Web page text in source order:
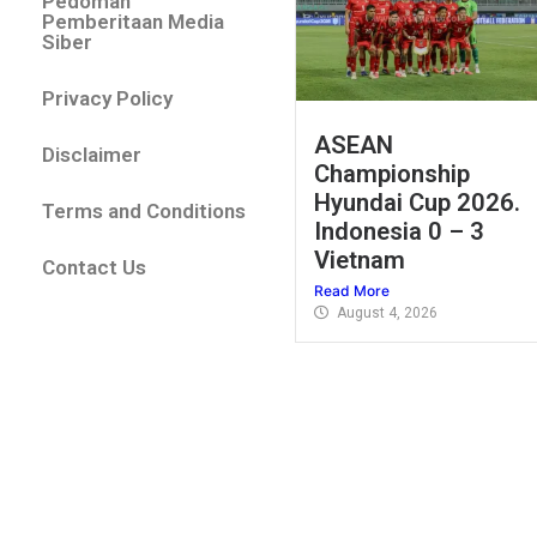
Pemberitaan Media
Siber
Privacy Policy
Disclaimer
Terms and Conditions
Contact Us
ASEAN
Championship
Hyundai Cup 2026.
Indonesia 0 – 3
Vietnam
Read More
August 4, 2026